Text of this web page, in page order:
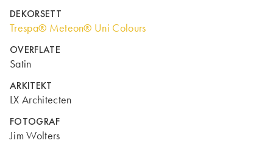
DEKORSETT
Trespa® Meteon® Uni Colours
OVERFLATE
Satin
ARKITEKT
LX Architecten
FOTOGRAF
Jim Wolters